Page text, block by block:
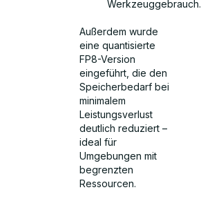
Werkzeuggebrauch.
Außerdem wurde
eine quantisierte
FP8-Version
eingeführt, die den
Speicherbedarf bei
minimalem
Leistungsverlust
deutlich reduziert –
ideal für
Umgebungen mit
begrenzten
Ressourcen.